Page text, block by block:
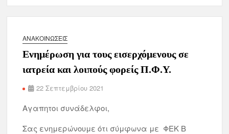
ΑΝΑΚΟΙΝΏΣΕΙΣ
Ενημέρωση για τους εισερχόμενους σε
ιατρεία και λοιπούς φορείς Π.Φ.Υ.
22 Σεπτεμβρίου 2021
Αγαπητοι συνάδελφοι,
Σας ενημερώνουμε ότι σύμφωνα με ΦΕΚ Β